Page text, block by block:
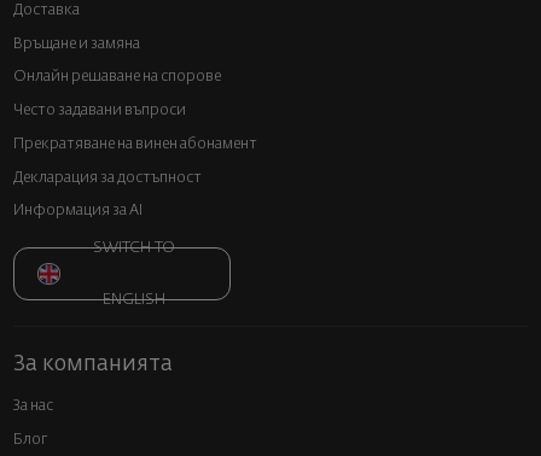
Доставка
Връщане и замяна
Онлайн решаване на спорове
Често задавани въпроси
Прекратяване на винен абонамент
Декларация за достъпност
Информация за AI
SWITCH TO
ENGLISH
За компанията
За нас
Блог